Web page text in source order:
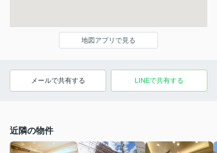
地図アプリで見る
メールで共有する LINEで共有する
近隣の物件